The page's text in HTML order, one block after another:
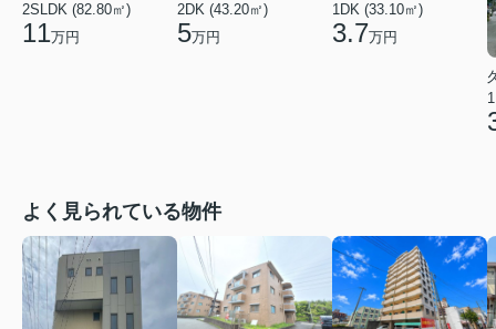
2SLDK (82.80㎡)
11万円
2DK (43.20㎡)
5万円
1DK (33.10㎡)
3.7万円
よく見られている物件